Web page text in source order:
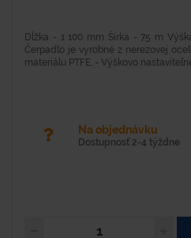
Dĺžka - 1 100 mm Šírka - 75 m
Čerpadlo je vyrobné z nerezovej
materiálu PTFE. - Výškovo
Na objednávku
Dostupnosť 2-4 týždne